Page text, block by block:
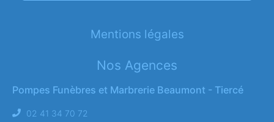
Mentions légales
Nos Agences
Pompes Funèbres et Marbrerie Beaumont - Tiercé
02 41 34 70 72